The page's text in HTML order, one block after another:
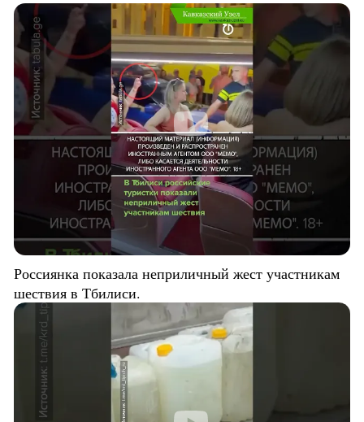
Россиянка показала неприличный жест участникам
шествия в Тбилиси.